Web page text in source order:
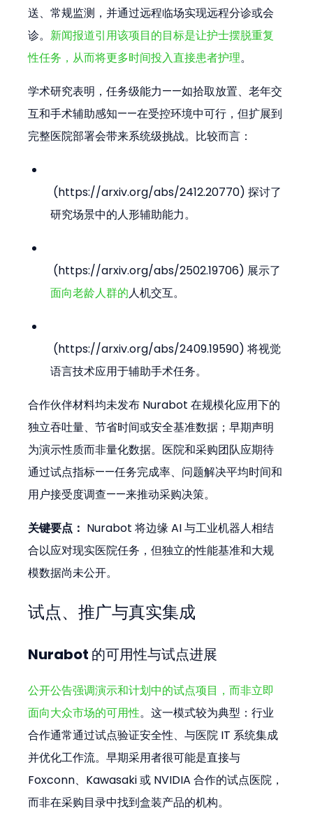
送、常规监测，并通过远程临场实现远程分诊或会
诊。新闻报道引用该项目的目标是让护士摆脱重复
性任务，从而将更多时间投入直接患者护理。
学术研究表明，任务级能力——如拾取放置、老年交
互和手术辅助感知——在受控环境中可行，但扩展到
完整医院部署会带来系统级挑战。比较而言：
研究场景中的人形辅助能力。
(https://arxiv.org/abs/2502.19706) 展示了
面向老龄人群的人机交互。
语言技术应用于辅助手术任务。
合作伙伴材料均未发布 Nurabot 在规模化应用下的
独立吞吐量、节省时间或安全基准数据；早期声明
为演示性质而非量化数据。医院和采购团队应期待
通过试点指标——任务完成率、问题解决平均时间和
用户接受度调查——来推动采购决策。
关键要点： Nurabot 将边缘 AI 与工业机器人相结
合以应对现实医院任务，但独立的性能基准和大规
模数据尚未公开。
试点、推广与真实集成
Nurabot 的可用性与试点进展
公开公告强调演示和计划中的试点项目，而非立即
面向大众市场的可用性。这一模式较为典型：行业
合作通常通过试点验证安全性、与医院 IT 系统集成
并优化工作流。早期采用者很可能是直接与
Foxconn、Kawasaki 或 NVIDIA 合作的试点医院，
而非在采购目录中找到盒装产品的机构。